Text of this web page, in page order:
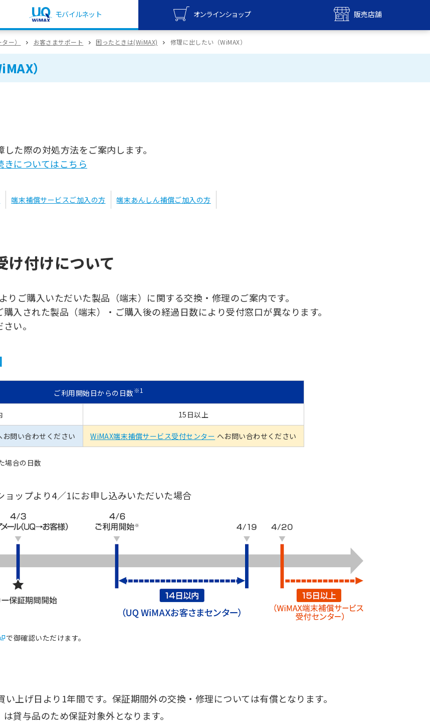
モバイルネット オンラインショップ 販売店舗
UQ mobile
オンラインショップ
オンラインショップ
販売店舗
販売店舗
ー） お客さまサポート 困ったときは(WiMAX) 修理に出したい（WiMAX）
）
た際の対処方法をご案内します。
についてはこちら
端末補償サービスご加入の方 端末あんしん補償ご加入の方
け付けについて
りご購入いただいた製品（端末）に関する交換・修理のご案内です。
入された製品（端末）・ご購入後の経過日数により受付窓口が異なります。
い。
ご利用開始日からの日数※1
15日以上
お問い合わせください WiMAX端末補償サービス受付センター へお問い合わせください
場合の日数
ョップより4／1にお申し込みいただいた場合
で御確認いただけます。
い上げ日より1年間です。保証期間外の交換・修理については有償となります。
貸与品のため保証対象外となります。